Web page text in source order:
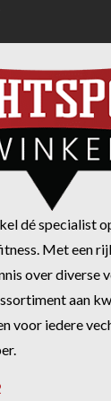
dé specialist
Met een
over diverse
aan
voor iedere